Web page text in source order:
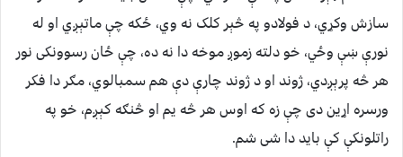
سازش وکړي، د فولادو په څېر کلک نه وي، ځکه چې ماتېږي او له
نورې ښې وځي، خو دلته زموږ موخه دا نه ده، چې ځان رسوونکى نور
هر څه پرېږدي، ژوند او د ژوند چارې دې هم سمبالوي، مګر دا فکر
ورسره اړين دى چې زه که اوس هر څه يم او څنګه کېږم، خو په
راتلونکې کې بايد دا شى شم.